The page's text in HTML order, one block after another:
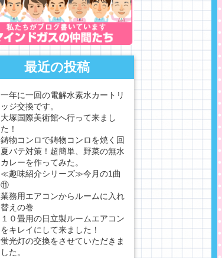
最近の投稿
一年に一回の電解水素水カートリ
ッジ交換です。
大塚国際美術館へ行って来まし
た！
鋳物コンロで鋳物コンロを焼く回
夏バテ対策！超簡単、野菜の無水
カレーを作ってみた。
≪趣味紹介シリーズ≫今月の1曲
⑪
業務用エアコンからルームに入れ
替えの巻
１０畳用の日立製ルームエアコン
をキレイにして来ました！
蛍光灯の交換をさせていただきま
した。